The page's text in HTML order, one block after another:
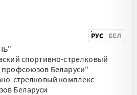
РУС БЕЛ
спортивно-стрелковый
Беларуси"
стрелковый комплекс
Беларуси